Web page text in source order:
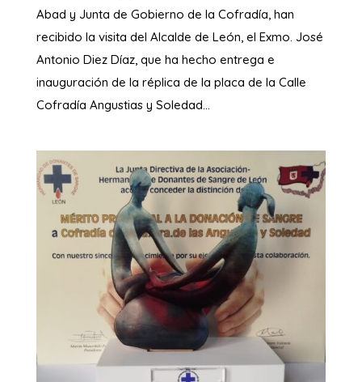
Abad y Junta de Gobierno de la Cofradía, han
recibido la visita del Alcalde de León, el Exmo. José
Antonio Diez Díaz, que ha hecho entrega e
inauguración de la réplica de la placa de la Calle
Cofradía Angustias y Soledad...